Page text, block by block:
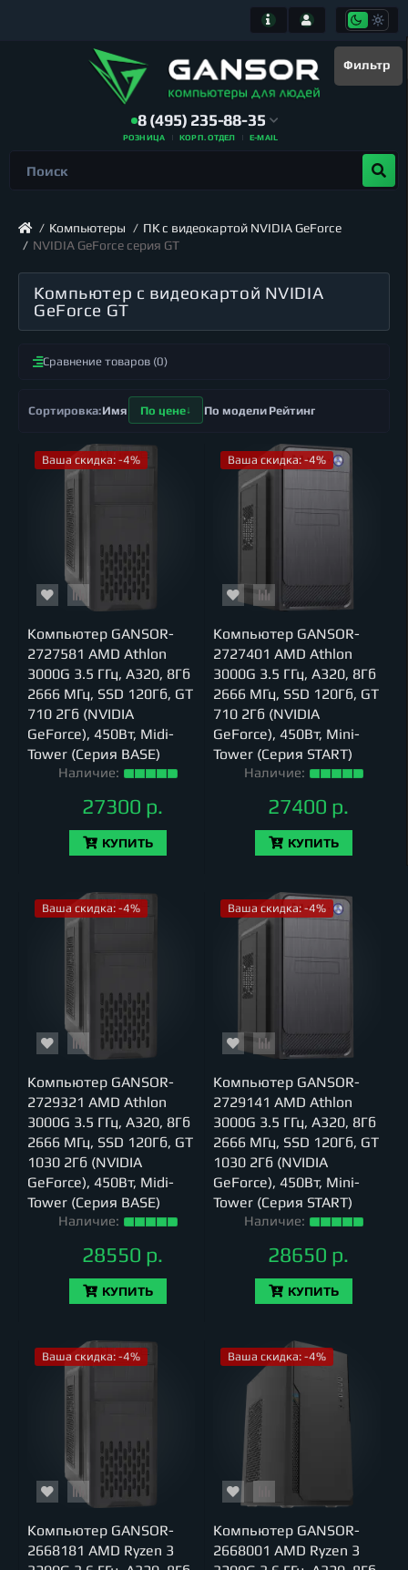
Фильтр
8 (495) 235-88-35
РОЗНИЦА КОРП. ОТДЕЛ E-MAIL
Компьютеры
ПК с видеокартой NVIDIA GeForce
NVIDIA GeForce серия GT
Компьютер с видеокартой NVIDIA
GeForce GT
Сравнение товаров (0)
Имя По цене По модели Рейтинг
Ваша скидка: -4%
Компьютер GANSOR-
2727581 AMD Athlon
3000G 3.5 ГГц, A320, 8Гб
2666 МГц, SSD 120Гб, GT
710 2Гб (NVIDIA
GeForce), 450Вт, Midi-
Tower (Серия BASE)
Наличие:
27300 р.
КУПИТЬ
Ваша скидка: -4%
Компьютер GANSOR-
2727401 AMD Athlon
3000G 3.5 ГГц, A320, 8Гб
2666 МГц, SSD 120Гб, GT
710 2Гб (NVIDIA
GeForce), 450Вт, Mini-
Tower (Серия START)
Наличие:
27400 р.
КУПИТЬ
Ваша скидка: -4%
Компьютер GANSOR-
2729321 AMD Athlon
3000G 3.5 ГГц, A320, 8Гб
2666 МГц, SSD 120Гб, GT
1030 2Гб (NVIDIA
GeForce), 450Вт, Midi-
Tower (Серия BASE)
Наличие:
28550 р.
КУПИТЬ
Ваша скидка: -4%
Компьютер GANSOR-
2729141 AMD Athlon
3000G 3.5 ГГц, A320, 8Гб
2666 МГц, SSD 120Гб, GT
1030 2Гб (NVIDIA
GeForce), 450Вт, Mini-
Tower (Серия START)
Наличие:
28650 р.
КУПИТЬ
Ваша скидка: -4%
Компьютер GANSOR-
2668181 AMD Ryzen 3
Ваша скидка: -4%
Компьютер GANSOR-
2668001 AMD Ryzen 3